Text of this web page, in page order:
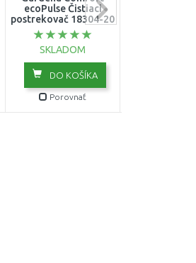
ecoPulse Čistiaci
postrekovač 18304-20
SKLADOM
DO KOŠÍKA
Porovnať